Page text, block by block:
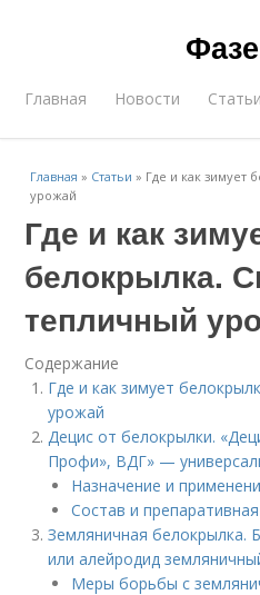
Главная Новости Статьи
Главная » Статьи » Где и как зимует
урожай
Где и как
белокрылка.
тепличный
Содержание
Где и как зимует
урожай
Децис от белокрылки.
Профи», ВДГ» —
Назначение и
Состав и
Земляничная белокрылка.
или алейродид
Меры борьбы с